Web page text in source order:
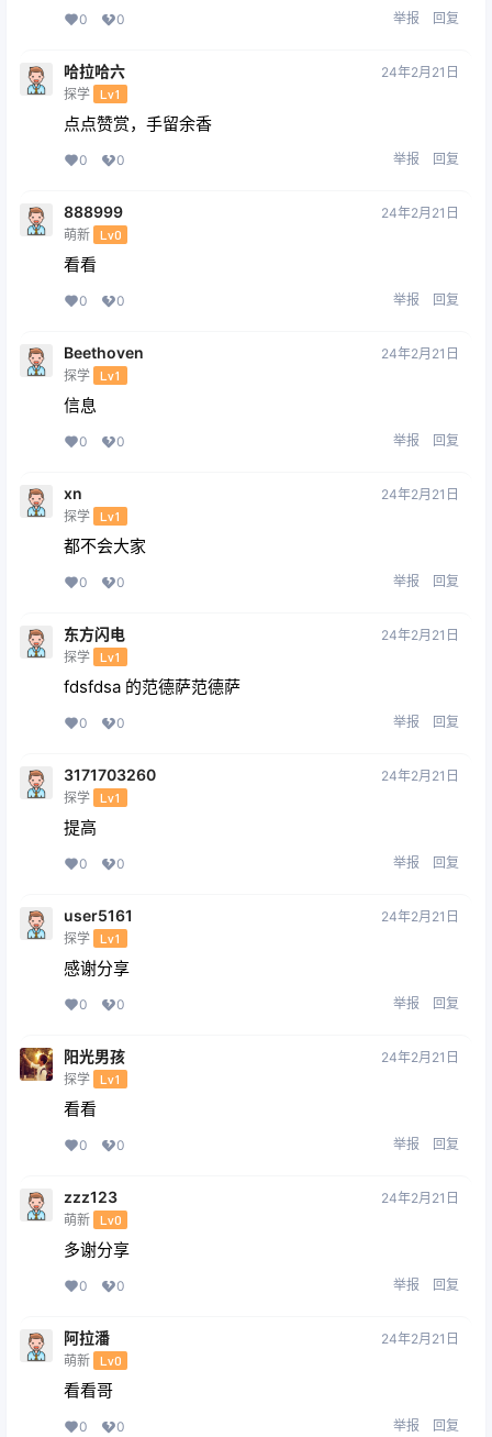
0 0 举报 回复
哈拉哈六
探学 Lv1
24年2月21日
点点赞赏，手留余香
0 0 举报 回复
888999
萌新 Lv0
24年2月21日
看看
0 0 举报 回复
Beethoven
探学 Lv1
24年2月21日
信息
0 0 举报 回复
xn
探学 Lv1
24年2月21日
都不会大家
0 0 举报 回复
东方闪电
探学 Lv1
24年2月21日
fdsfdsa 的范德萨范德萨
0 0 举报 回复
3171703260
探学 Lv1
24年2月21日
提高
0 0 举报 回复
user5161
探学 Lv1
24年2月21日
感谢分享
0 0 举报 回复
阳光男孩
探学 Lv1
24年2月21日
看看
0 0 举报 回复
zzz123
萌新 Lv0
24年2月21日
多谢分享
0 0 举报 回复
阿拉潘
萌新 Lv0
24年2月21日
看看哥
0 0 举报 回复